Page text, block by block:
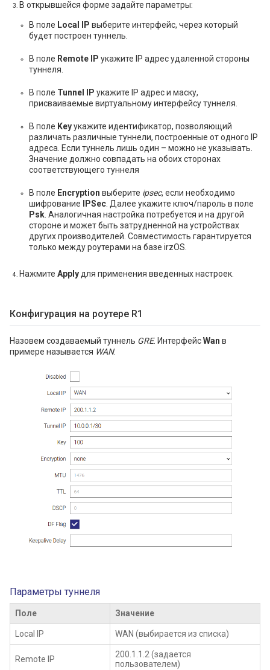
В открывшейся форме задайте параметры:
В поле Local IP выберите интерфейс, через который
будет построен туннель.
В поле Remote IP укажите IP адрес удаленной стороны
туннеля.
В поле Tunnel IP укажите IP адрес и маску,
присваиваемые виртуальному интерфейсу туннеля.
В поле Keyукажите идентификатор, позволяющий
различать различные туннели, построенные от одного IP
адреса. Если туннель лишь один – можно не указывать.
Значение должно совпадать на обоих сторонах
соответствующего туннеля
В поле Encryption выберите ipsec, если необходимо
шифрование
IPSec. Далее укажите ключ/пароль в поле
Psk. Аналогичная настройка потребуется и на другой
стороне и может быть затрудненной на устройствах
других производителей. Совместимость гарантируется
только между роутерами на базе irzOS.
Нажмите Applyдля применения введенных настроек.
Конфигурация на роутере R1
Назовем создаваемый туннель GRE. ИнтерфейсWan в
примере называется WAN.
Параметры туннеля
Поле Значение
Local IP WAN (выбирается из списка)
Remote IP
200.1.1.2 (задается
пользователем)